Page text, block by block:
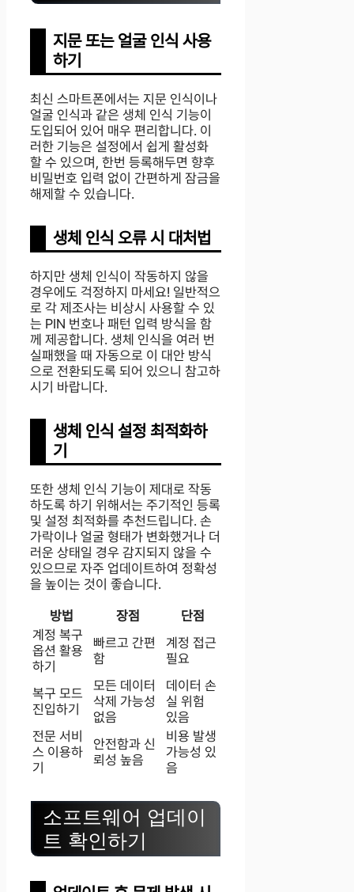
지문 또는 얼굴 인식 사용
하기
최신 스마트폰에서는 지문 인식이나
얼굴 인식과 같은 생체 인식 기능이
도입되어 있어 매우 편리합니다. 이
러한 기능은 설정에서 쉽게 활성화
할 수 있으며, 한번 등록해두면 향후
비밀번호 입력 없이 간편하게 잠금을
해제할 수 있습니다.
생체 인식 오류 시 대처법
하지만 생체 인식이 작동하지 않을
경우에도 걱정하지 마세요! 일반적으
로 각 제조사는 비상시 사용할 수 있
는 PIN 번호나 패턴 입력 방식을 함
께 제공합니다. 생체 인식을 여러 번
실패했을 때 자동으로 이 대안 방식
으로 전환되도록 되어 있으니 참고하
시기 바랍니다.
생체 인식 설정 최적화하
기
또한 생체 인식 기능이 제대로 작동
하도록 하기 위해서는 주기적인 등록
및 설정 최적화를 추천드립니다. 손
가락이나 얼굴 형태가 변화했거나 더
러운 상태일 경우 감지되지 않을 수
있으므로 자주 업데이트하여 정확성
을 높이는 것이 좋습니다.
방법
장점
단점
계정 복구
옵션 활용
하기
빠르고 간편
함
계정 접근
필요
복구 모드
진입하기
모든 데이터
삭제 가능성
없음
데이터 손
실 위험
있음
전문 서비
스 이용하
기
안전함과 신
뢰성 높음
비용 발생
가능성 있
음
소프트웨어 업데이
트 확인하기